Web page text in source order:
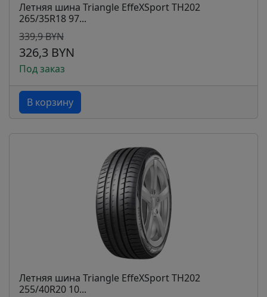
Летняя шина Triangle EffeXSport TH202
265/35R18 97...
339,9 BYN
326,3 BYN
Под заказ
В корзину
Летняя шина Triangle EffeXSport TH202
255/40R20 10...